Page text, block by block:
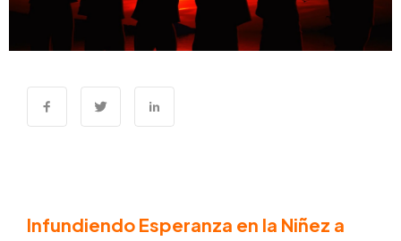
Infundiendo Esperanza en la Niñez a